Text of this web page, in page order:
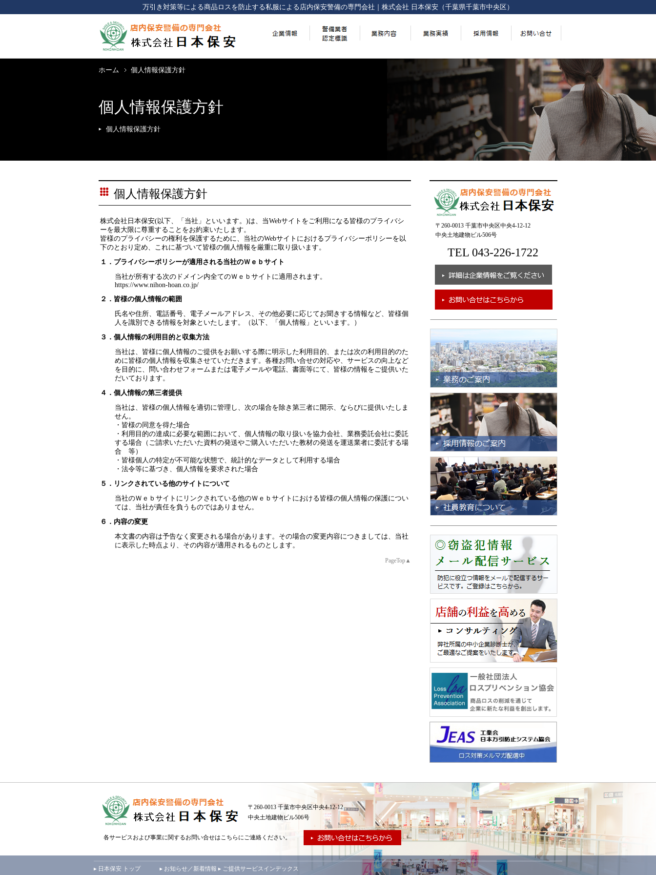
万引き対策等による商品ロスを防止する私服による店内保安警備の専門会社 株式会社 日本保安（千葉県千葉市中央区）
ホーム 個人情報保護方針
個人情報保護方針
個人情報保護方針
個人情報保護方針
株式会社日本保安(以下、「当社」といいます。)は、当Webサイトをご利用になる皆様のプライバシ
ーを最大限に尊重することをお約束いたします。
皆様のプライバシーの権利を保護するために、当社のWebサイトにおけるプライバシーポリシーを以
下のとおり定め、これに基づいて皆様の個人情報を厳重に取り扱います。
１．プライバシーポリシーが適用される当社のＷｅｂサイト
当社が所有する次のドメイン内全てのＷｅｂサイトに適用されます。
https://www.nihon-hoan.co.jp/
２．皆様の個人情報の範囲
氏名や住所、電話番号、電子メールアドレス、その他必要に応じてお聞きする情報など、皆様個
人を識別できる情報を対象といたします。（以下、「個人情報」といいます。）
３．個人情報の利用目的と収集方法
当社は、皆様に個人情報のご提供をお願いする際に明示した利用目的、または次の利用目的のた
めに皆様の個人情報を収集させていただきます。各種お問い合せの対応や、サービスの向上など
を目的に、問い合わせフォームまたは電子メールや電話、書面等にて、皆様の情報をご提供いた
だいております。
４．個人情報の第三者提供
当社は、皆様の個人情報を適切に管理し、次の場合を除き第三者に開示、ならびに提供いたしま
せん。
・皆様の同意を得た場合
・利用目的の達成に必要な範囲において、個人情報の取り扱いを協力会社、業務委託会社に委託
する場合（ご請求いただいた資料の発送やご購入いただいた教材の発送を運送業者に委託する場
合 等）
・皆様個人の特定が不可能な状態で、統計的なデータとして利用する場合
・法令等に基づき、個人情報を要求された場合
５．リンクされている他のサイトについて
当社のＷｅｂサイトにリンクされている他のＷｅｂサイトにおける皆様の個人情報の保護につい
ては、当社が責任を負うものではありません。
６．内容の変更
本文書の内容は予告なく変更される場合があります。その場合の変更内容につきましては、当社
に表示した時点より、その内容が適用されるものとします。
PageTop▲
〒260-0013 千葉市中央区中央4-12-12
中央土地建物ビル506号
TEL 043-226-1722
〒260-0013 千葉市中央区中央4-12-12
中央土地建物ビル506号
各サービスおよび事業に関するお問い合せはこちらにご連絡ください。
▸ 日本保安 トップ ▸ お知らせ／新着情報 ▸ ご提供サービスインデックス